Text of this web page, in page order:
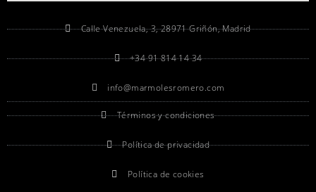
Calle Venezuela, 3, 28971 Griñón, Madrid
+34 91 814 14 34
info@marmolesromero.com
Términos y condiciones
Política de privacidad
Política de cookies